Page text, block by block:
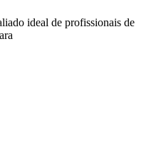
ideal de profissionais de